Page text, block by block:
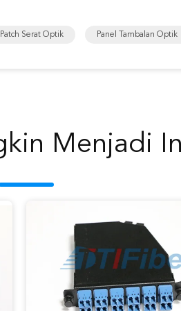
Patch Serat Optik Panel Tambalan Optik
Menjadi